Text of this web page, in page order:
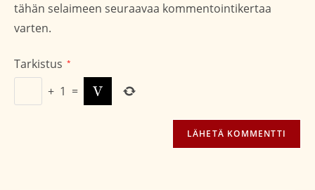
tähän selaimeen seuraavaa kommentointikertaa
varten.
Tarkistus *
+ 1 =